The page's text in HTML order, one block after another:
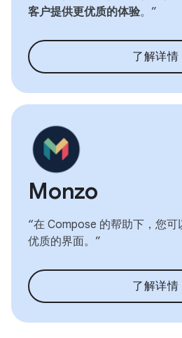
客户提供更优质的体验。”
了解详情
Monzo
“在 Compose 的帮助下，您
优质的界面。”
了解详情